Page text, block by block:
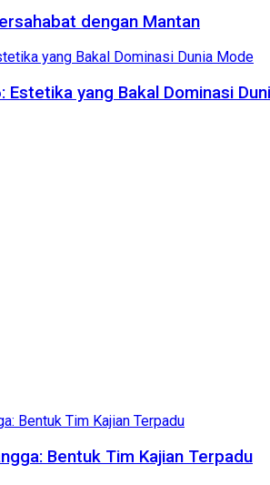
dengan Mantan
yang Bakal Dominasi
Bentuk Tim Kajian Terpadu